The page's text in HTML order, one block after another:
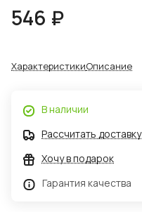
546 ₽
ХарактеристикиОписание
В наличии
Рассчитать доставку
Хочу в подарок
Гарантия качества